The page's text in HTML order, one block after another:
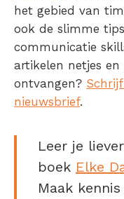
het gebied van
ook de slimme
communicatie
artikelen netjes
ontvangen?
nieuwsbrief.
Leer je
boek Elke
Maak